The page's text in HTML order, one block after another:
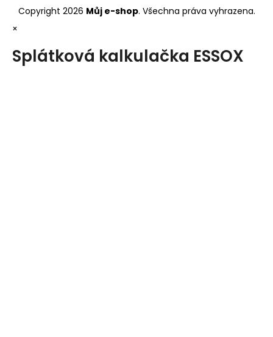
Copyright 2026 Můj e-shop. Všechna práva vyhrazena.
×
Splátková kalkulačka ESSOX